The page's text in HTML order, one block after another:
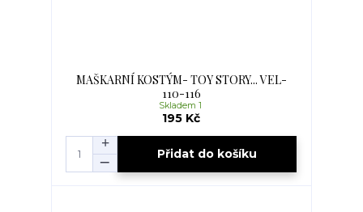
MAŠKARNÍ KOSTÝM- TOY STORY... VEL-
110-116
195 Kč
Skladem 1
Přidat do košíku